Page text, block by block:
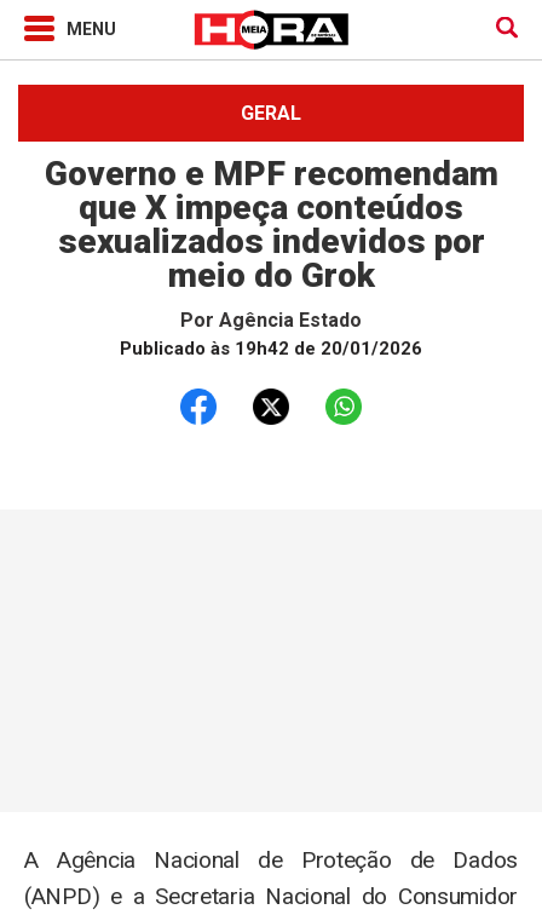
GERAL
Governo e MPF recomendam
que X impeça conteúdos
sexualizados indevidos por
meio do Grok
Por Agência Estado
Publicado às 19h42 de 20/01/2026
A Agência Nacional de Proteção de Dados
(ANPD) e a Secretaria Nacional do Consumidor